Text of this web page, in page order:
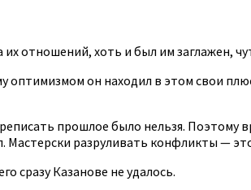
отношений, хоть и был им заглажен,
оптимизмом он находил в этом свои
прошлое было нельзя.
разруливать конфликты —
сразу Казанове не удалось.